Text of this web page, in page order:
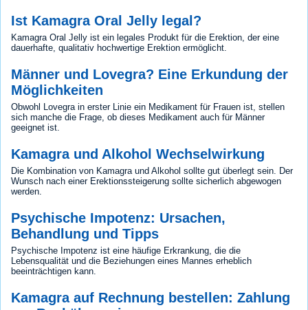
Ist Kamagra Oral Jelly legal?
Kamagra Oral Jelly ist ein legales Produkt für die Erektion, der eine
dauerhafte, qualitativ hochwertige Erektion ermöglicht.
Männer und Lovegra? Eine Erkundung der
Möglichkeiten
Obwohl Lovegra in erster Linie ein Medikament für Frauen ist, stellen
sich manche die Frage, ob dieses Medikament auch für Männer
geeignet ist.
Kamagra und Alkohol Wechselwirkung
Die Kombination von Kamagra und Alkohol sollte gut überlegt sein. Der
Wunsch nach einer Erektionssteigerung sollte sicherlich abgewogen
werden.
Psychische Impotenz: Ursachen,
Behandlung und Tipps
Psychische Impotenz ist eine häufige Erkrankung, die die
Lebensqualität und die Beziehungen eines Mannes erheblich
beeinträchtigen kann.
Kamagra auf Rechnung bestellen: Zahlung